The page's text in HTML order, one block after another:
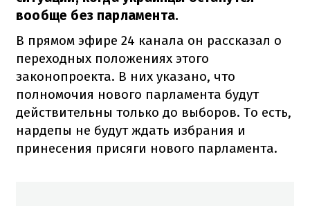
вообще без парламента.
В прямом эфире 24 канала он рассказал о
переходных положениях этого
законопроекта. В них указано, что
полномочия нового парламента будут
действительны только до выборов. То есть,
нардепы не будут ждать избрания и
принесения присяги нового парламента.